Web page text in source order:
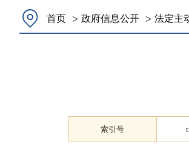
首页 > 政府信息公开 > 法定主
索引号